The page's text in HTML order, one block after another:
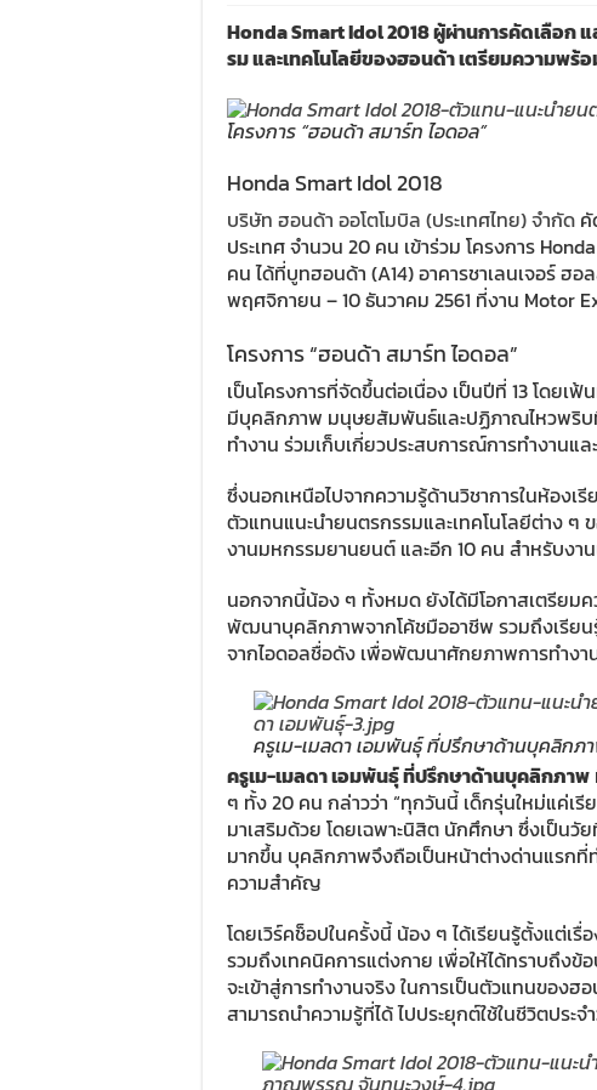
Honda Smart Idol 2018 ผู้ผ่านการคัดเลือก
รม และเทคโนโลยีของฮอนด้า เตรียมความพร้
โครงการ “ฮอนด้า สมาร์ท ไอดอล”
Honda Smart Idol 2018
บริษัท ฮอนด้า ออโตโมบิล (ประเทศไทย) จำกัด
ประเทศ จำนวน 20 คน เข้าร่วม โครงการ
คน ได้ที่บูทฮอนด้า (A14) อาคารชาเลนเจอร์ ฮ
พฤศจิกายน – 10 ธันวาคม 2561 ที่งาน Motor
โครงการ “ฮอนด้า สมาร์ท ไอดอล”
เป็นโครงการที่จัดขึ้นต่อเนื่อง เป็นปีที่ 13 โดยเ
มีบุคลิกภาพ มนุษยสัมพันธ์และปฏิภาณไหวพริบ
ทำงาน ร่วมเก็บเกี่ยวประสบการณ์การทำงานแล
ซึ่งนอกเหนือไปจากความรู้ด้านวิชาการในห้องเ
ตัวแทนแนะนำยนตรกรรมและเทคโนโลยีต่าง ๆ
งานมหกรรมยานยนต์ และอีก 10 คน สำหรับงา
นอกจากนี้น้อง ๆ ทั้งหมด ยังได้มีโอกาสเตรียมค
พัฒนาบุคลิกภาพจากโค้ชมืออาชีพ รวมถึงเรียน
จากไอดอลชื่อดัง เพื่อพัฒนาศักยภาพการทำงา
ครูเม-เมลดา เอมพันธุ์ ที่ปรึกษาด้านบุคลิกภ
ครูเม-เมลดา เอมพันธุ์ ที่ปรึกษาด้านบุคลิกภาพ
ๆ ทั้ง 20 คน กล่าวว่า “ทุกวันนี้ เด็กรุ่นใหม่แค่
มาเสริมด้วย โดยเฉพาะนิสิต นักศึกษา ซึ่งเป็น
มากขึ้น บุคลิกภาพจึงถือเป็นหน้าต่างด่านแรกที่
ความสำคัญ
โดยเวิร์คช็อปในครั้งนี้ น้อง ๆ ได้เรียนรู้ตั้งแต่เ
รวมถึงเทคนิคการแต่งกาย เพื่อให้ได้ทราบถึง
จะเข้าสู่การทำงานจริง ในการเป็นตัวแทนของ
สามารถนำความรู้ที่ได้ ไปประยุกต์ใช้ในชีวิตประ